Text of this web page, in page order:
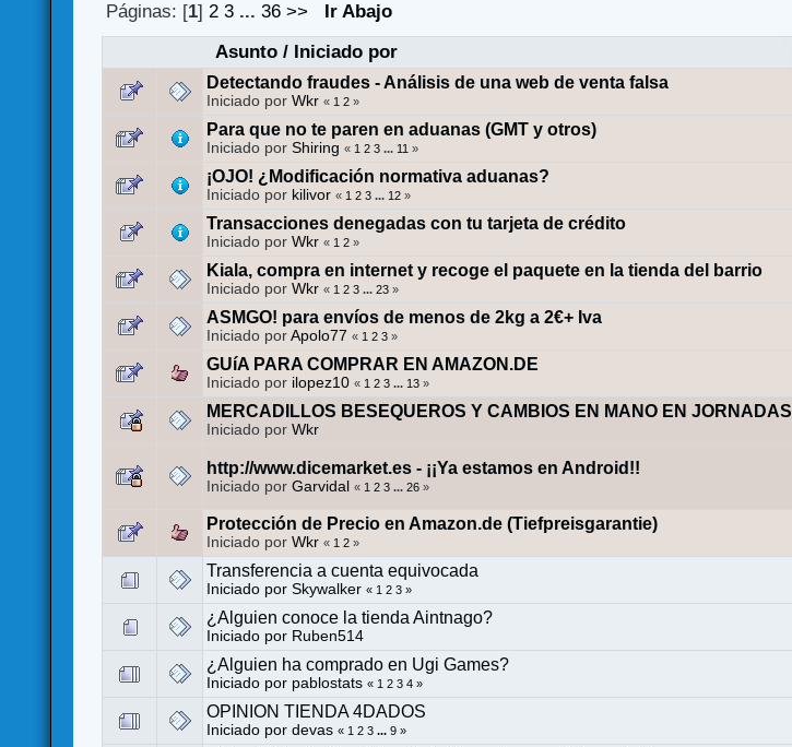
Páginas: [1] 2 3 ... 36 >>
Ir Abajo
Asunto/ Iniciado por
Detectando fraudes - Análisis de una web de venta falsa
Iniciado porWkr « 1 2 »
Para que no te paren en aduanas (GMT y otros)
Iniciado porShiring « 1 2 3 ... 11 »
¡OJO! ¿Modificación normativa aduanas?
Iniciado por kilivor « 1 2 3 ... 12 »
Transacciones denegadas con tu tarjeta de crédito
Iniciado porWkr « 1 2 »
Kiala, compra en internet y recoge el paquete en la tienda del barrio
Iniciado porWkr « 1 2 3 ...23 »
ASMGO! para envíos de menos de 2kg a 2€+ Iva
Iniciado porApolo77 « 1 2 3 »
GUíA PARA COMPRAR EN AMAZON.DE
Iniciado por ilopez10 « 1 2 3 ... 13 »
MERCADILLOS BESEQUEROS Y CAMBIOS EN MANO EN JORNADAS
Iniciado porWkr
http://www.dicemarket.es - ¡¡Ya estamos en Android!!
Iniciado porGarvidal « 1 2 3 ...26 »
Protección de Precio en Amazon.de (Tiefpreisgarantie)
Iniciado porWkr « 1 2 »
Transferencia a cuenta equivocada
Iniciado porSkywalker « 1 2 3 »
¿Alguien conoce la tienda Aintnago?
Iniciado por Ruben514
¿Alguien ha comprado en Ugi Games?
Iniciado por pablostats « 1 2 3 4 »
OPINION TIENDA 4DADOS
Iniciado pordevas « 1 2 3 ...9 »